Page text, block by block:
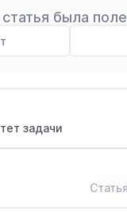
была
задачи
Статья